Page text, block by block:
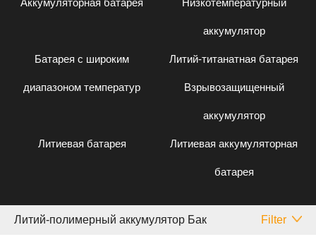
Аккумуляторная батарея Низкотемпературный
аккумулятор
Батарея с широким
диапазоном температур
Литий-титанатная батарея
Взрывозащищенный
аккумулятор
Литиевая батарея Литиевая аккумуляторная
батарея
Литий-полимерный аккумулятор Бак Filter